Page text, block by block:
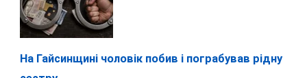
На Гайсинщині чоловік побив і пограбував рідну